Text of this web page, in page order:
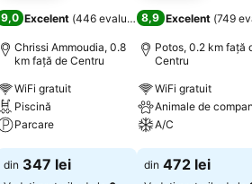
9,0 Excelent (446 evaluări )
Chrissi Ammoudia, 0.8
km faţă de Centru
WiFi gratuit
Piscină
Parcare
Vedeți prețurile
din 347 lei
8,9 Excelent (749
Potos, 0.2 km faţă
Centru
WiFi gratuit
Animale de
A/C
Vedeți prețurile
din 472 lei